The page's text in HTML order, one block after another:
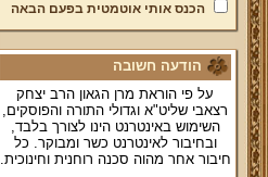
הכנס אותי אוטמטית בפעם הבאה
הודעה חשובה
על פי הוראת מרן הגאון הרב יצחק
רצאבי שליט"א וגדולי התורה והפוסקים,
השימוש באינטרנט הינו לצורך בלבד,
ובחיבור לאינטרנט כשר ומבוקר. כל
חיבור אחר מהוה סכנה רוחנית וחינוכית.